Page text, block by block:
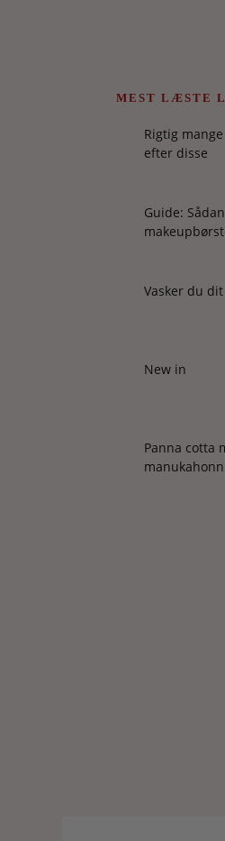
MEST LÆSTE
Rigtig
efter disse
Guide:
Vasker du
New in
Panna cotta